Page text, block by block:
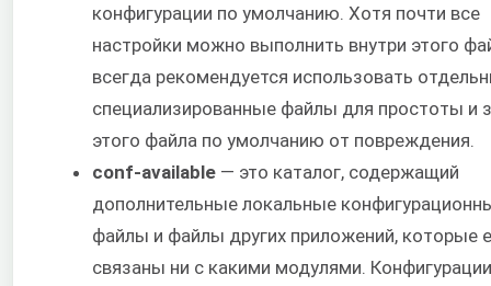
конфигурации по умолчанию. Хотя почти все
настройки можно выполнить внутри этого
всегда рекомендуется использовать
специализированные файлы для простоты и
этого файла по умолчанию от повреждения.
conf-available — это каталог, содержащий
дополнительные локальные
файлы и файлы других приложений, которые
связаны ни с какими модулями.